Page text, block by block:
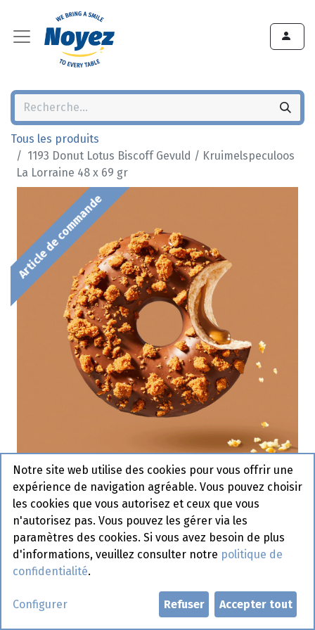
Tous les produits
1193 Donut Lotus Biscoff Gevuld / Kruimelspeculoos
La Lorraine 48 x 69 gr
Article de commande
1193 Donut Lotus Biscoff Gevuld
/ Kruimelspeculoos La Lorraine
48 x 69 gr
Article de commande
Demander un compte
Notre site web utilise des cookies pour vous offrir une
expérience de navigation agréable. Vous pouvez choisir
les cookies que vous autorisez et ceux que vous
n'autorisez pas. Vous pouvez les gérer via les
paramètres des cookies. Si vous avez besoin de plus
d'informations, veuillez consulter notre politique de
confidentialité.
Configurer Refuser Accepter tout